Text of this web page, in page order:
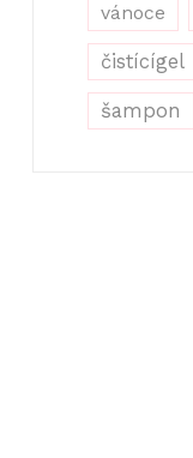
vánoce
čistícígel
šampon